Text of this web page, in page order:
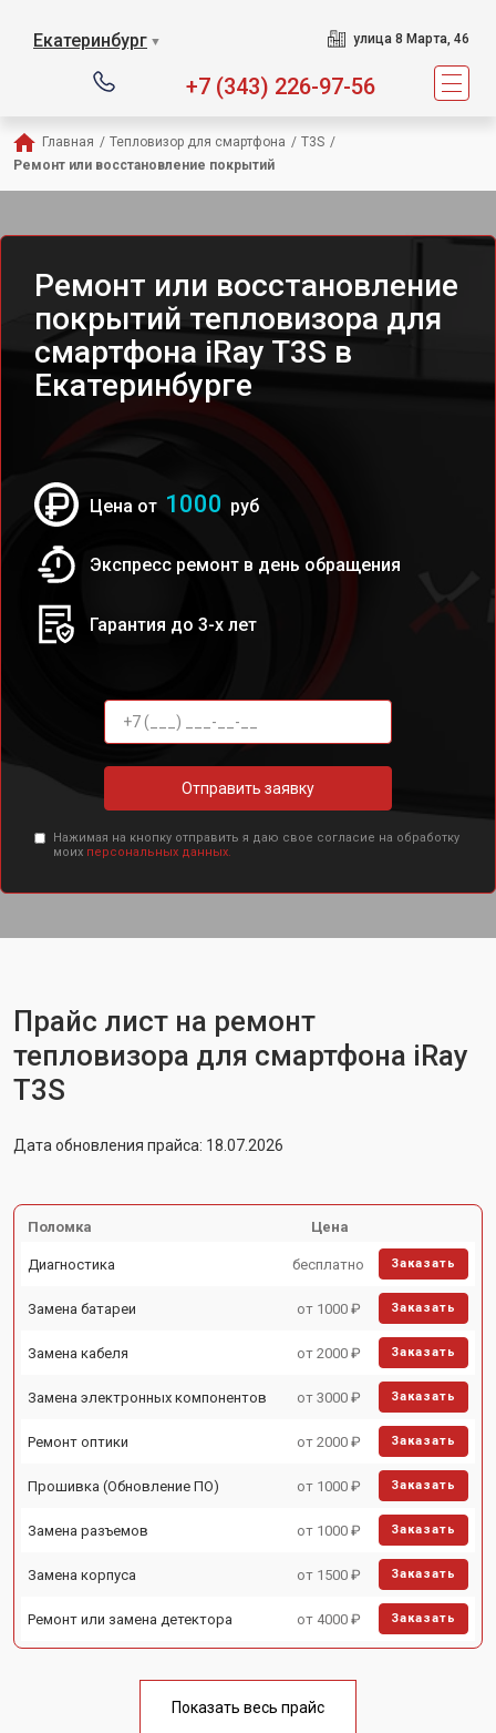
Екатеринбург ▼ улица 8 Марта, 46
+7 (343) 226-97-56
Главная / Тепловизор для смартфона / T3S /
Ремонт или восстановление покрытий
Ремонт или восстановление
покрытий тепловизора для
смартфона iRay T3S в
Екатеринбурге
Цена от 1000 руб
Экспресс ремонт в день обращения
Гарантия до 3-х лет
Отправить заявку
Нажимая на кнопку отправить я даю свое согласие на обработку
моих персональных данных.
Прайс лист на ремонт
тепловизора для смартфона iRay
T3S
Дата обновления прайса: 18.07.2026
Поломка Цена
Диагностика бесплатно Заказать
Замена батареи от 1000 ₽ Заказать
Замена кабеля от 2000 ₽ Заказать
Замена электронных компонентов от 3000 ₽ Заказать
Ремонт оптики от 2000 ₽ Заказать
Прошивка (Обновление ПО) от 1000 ₽ Заказать
Замена разъемов от 1000 ₽ Заказать
Замена корпуса от 1500 ₽ Заказать
Ремонт или замена детектора от 4000 ₽ Заказать
Показать весь прайс